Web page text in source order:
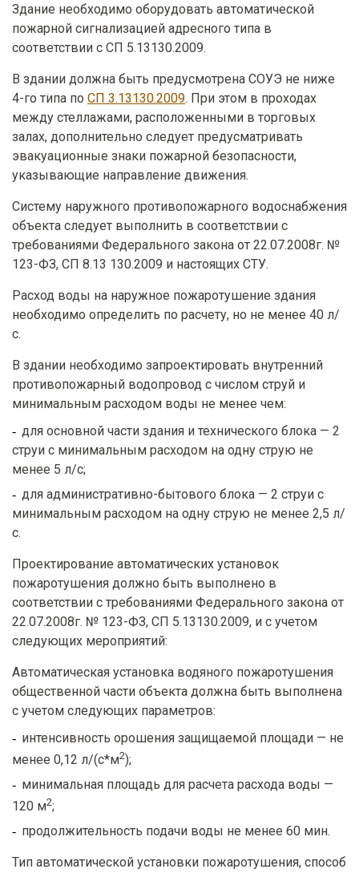
Здание необходимо оборудовать автоматической
пожарной сигнализацией адресного типа в
соответствии с СП 5.13130.2009.
В здании должна быть предусмотрена СОУЭ не ниже
4-го типа по СП 3.13130.2009. При этом в проходах
между стеллажами, расположенными в торговых
залах, дополнительно следует предусматривать
эвакуационные знаки пожарной безопасности,
указывающие направление движения.
Систему наружного противопожарного водоснабжения
объекта следует выполнить в соответствии с
требованиями Федерального закона от 22.07.2008г. №
123-ФЗ, СП 8.13 130.2009 и настоящих СТУ.
Расход воды на наружное пожаротушение здания
необходимо определить по расчету, но не менее 40 л/
с.
В здании необходимо запроектировать внутренний
противопожарный водопровод с числом струй и
минимальным расходом воды не менее чем:
для основной части здания и технического блока — 2
струи с минимальным расходом на одну струю не
менее 5 л/с;
для административно-бытового блока — 2 струи с
минимальным расходом на одну струю не менее 2,5 л/
с.
Проектирование автоматических установок
пожаротушения должно быть выполнено в
соответствии с требованиями Федерального закона от
22.07.2008г. № 123-ФЗ, СП 5.13130.2009, и с учетом
следующих мероприятий:
Автоматическая установка водяного пожаротушения
общественной части объекта должна быть выполнена
с учетом следующих параметров:
интенсивность орошения защищаемой площади — не
менее 0,12 л/(с*м2);
минимальная площадь для расчета расхода воды —
120 м2;
продолжительность подачи воды не менее 60 мин.
Тип автоматической установки пожаротушения, способ